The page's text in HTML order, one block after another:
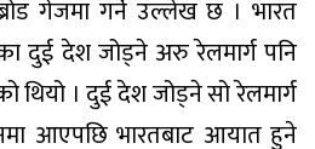
ब्रोड गेजमा गर्ने उल्लेख छ । भारत
दुई देश जोड्ने अरु रेलमार्ग पनि
थियो । दुई देश जोड्ने सो रेलमार्ग
आएपछि भारतबाट आयात हुने